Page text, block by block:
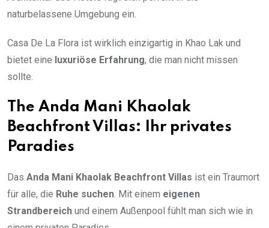
naturbelassene Umgebung ein.
Casa De La Flora ist wirklich einzigartig in Khao Lak und
bietet eine luxuriöse Erfahrung, die man nicht missen
sollte.
The Anda Mani Khaolak
Beachfront Villas: Ihr privates
Paradies
Das Anda Mani Khaolak Beachfront Villas ist ein Traumort
für alle, die Ruhe suchen . Mit einem eigenen
Strandbereich und einem Außenpool fühlt man sich wie in